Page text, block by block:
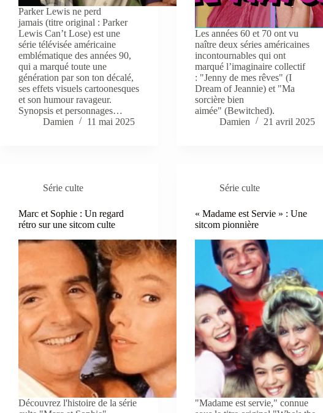
Parker Lewis ne perd
jamais (titre original : Parker
Lewis Can’t Lose) est une
série télévisée américaine
emblématique des années 90,
qui a marqué toute une
génération par son ton décalé,
ses effets visuels cartoonesques
et son humour ravageur.
Synopsis et personnages…
Damien
11 mai 2025
Les années 60 et 70 ont vu
naître deux séries américaines
incontournables qui ont
marqué l’imaginaire collectif
: "Jenny de mes rêves" (I
Dream of Jeannie) et "Ma
sorcière bien
aimée" (Bewitched).
Damien
21 avril 2025
Série culte
Marc et Sophie : Un regard
rétro sur une sitcom culte
Découvrez l'histoire de la série
Série culte
« Madame est Servie » : Une
sitcom pionnière
"Madame est servie," connue